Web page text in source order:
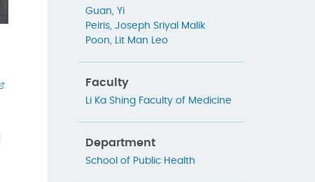
Guan, Yi
Peiris, Joseph Sriyal Malik
Poon, Lit Man Leo
Faculty
Li Ka Shing Faculty of Medicine
Department
School of Public Health